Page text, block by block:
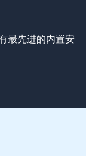
最先进的内置安